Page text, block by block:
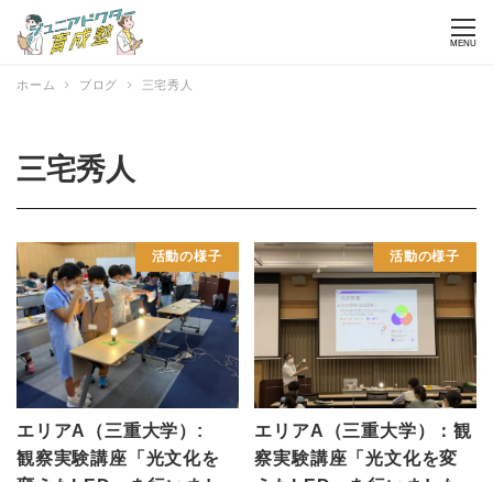
MENU
ホーム ブログ 三宅秀人
三宅秀人
活動の様子
エリアA（三重大学）:
観察実験講座「光文化を
活動の様子
エリアA（三重大学）：観
察実験講座「光文化を変